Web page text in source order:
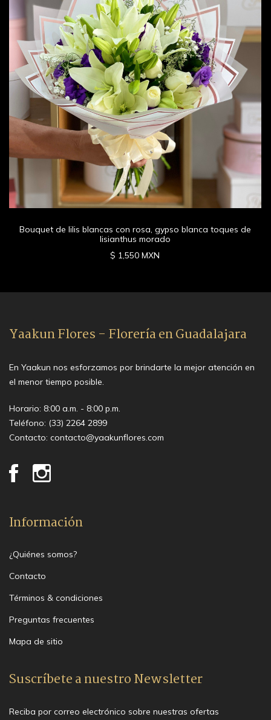
Bouquet de lilis blancas con rosa, gypso blanca toques de
lisianthus morado
$ 1,550 MXN
Yaakun Flores - Florería en Guadalajara
En Yaakun nos esforzamos por brindarte la mejor atención en
el menor tiempo posible.
Horario: 8:00 a.m. - 8:00 p.m.
Teléfono: (33) 2264 2899
Contacto: contacto@yaakunflores.com
Información
¿Quiénes somos?
Contacto
Términos & condiciones
Preguntas frecuentes
Mapa de sitio
Suscríbete a nuestro Newsletter
Reciba por correo electrónico sobre nuestras ofertas